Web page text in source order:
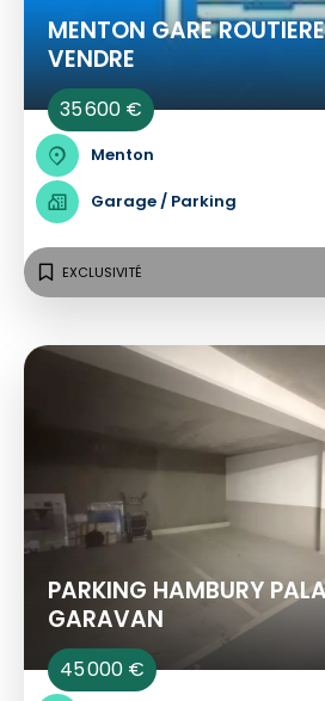
MENTON GARE
VENDRE
35 600 €
Menton
Garage / Parking
EXCLUSIVITÉ
PARKING HAMBURY
GARAVAN
45 000 €